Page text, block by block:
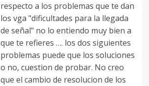
respecto a los problemas que te dan
los vga "dificultades para la llegada
de señal" no lo entiendo muy bien a
que te refieres …. los dos siguientes
problemas puede que los soluciones
o no, cuestion de probar. No creo
que el cambio de resolucion de los